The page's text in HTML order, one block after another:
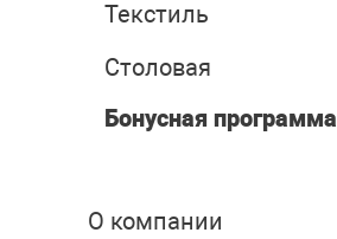
Текстиль
Столовая
Бонусная программа
О компании